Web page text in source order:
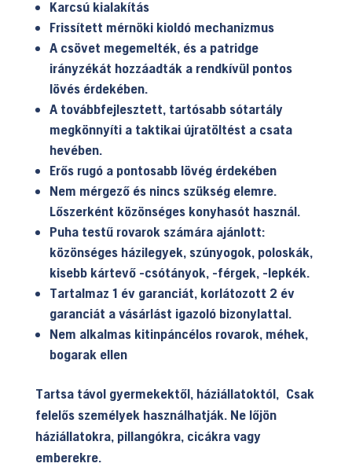
Karcsú kialakítás
Frissített mérnöki kioldó mechanizmus
A csövet megemelték, és a patridge
irányzékát hozzáadták a rendkívül pontos
lövés érdekében.
A továbbfejlesztett, tartósabb sótartály
megkönnyíti a taktikai újratöltést a csata
hevében.
Erős rugó a pontosabb lövég érdekében
Nem mérgező és nincs szükség elemre.
Lőszerként közönséges konyhasót használ.
Puha testű rovarok számára ajánlott:
közönséges házilegyek, szúnyogok, poloskák,
kisebb kártevő -csótányok, -férgek, -lepkék.
Tartalmaz 1 év garanciát, korlátozott 2 év
garanciát a vásárlást igazoló bizonylattal.
Nem alkalmas kitinpáncélos rovarok, méhek,
bogarak ellen
Tartsa távol gyermekektől, háziállatoktól, Csak
felelős személyek használhatják. Ne lőjön
háziállatokra, pillangókra, cicákra vagy
emberekre.